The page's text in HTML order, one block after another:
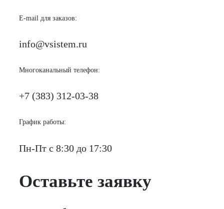
E-mail для заказов:
info@vsistem.ru
Многоканальный телефон:
+7 (383) 312-03-38
График работы:
Пн-Пт с 8:30 до 17:30
Оставьте заявку